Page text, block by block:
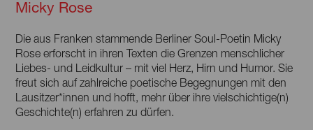
Micky Rose
Die aus Franken stammende Berliner Soul-Poetin Micky
Rose erforscht in ihren Texten die Grenzen menschlicher
Liebes- und Leidkultur – mit viel Herz, Hirn und Humor. Sie
freut sich auf zahlreiche poetische Begegnungen mit den
Lausitzer*innen und hofft, mehr über ihre vielschichtige(n)
Geschichte(n) erfahren zu dürfen.